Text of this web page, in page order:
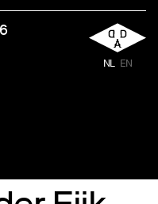
NL EN